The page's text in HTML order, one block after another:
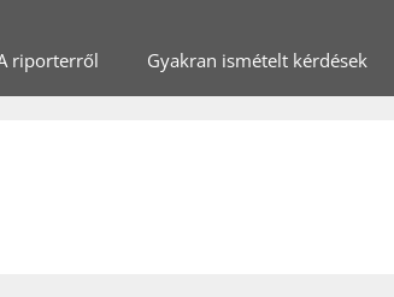
riporterről Gyakran ismételt kérdések